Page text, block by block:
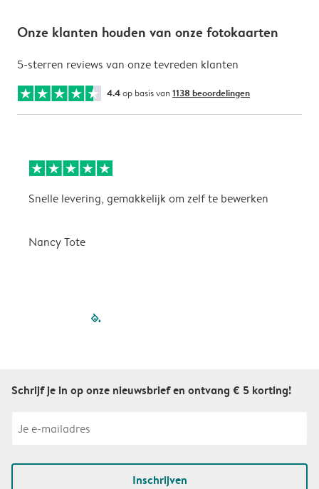
Onze klanten houden van onze fotokaarten
5-sterren reviews van onze tevreden klanten
4.4op basis van 1138 beoordelingen
Snelle levering, gemakkelijk om zelf te bewerken
Nancy Tote
filled-pagination
Schrijf je in op onze nieuwsbrief en ontvang € 5 korting!
Inschrijven